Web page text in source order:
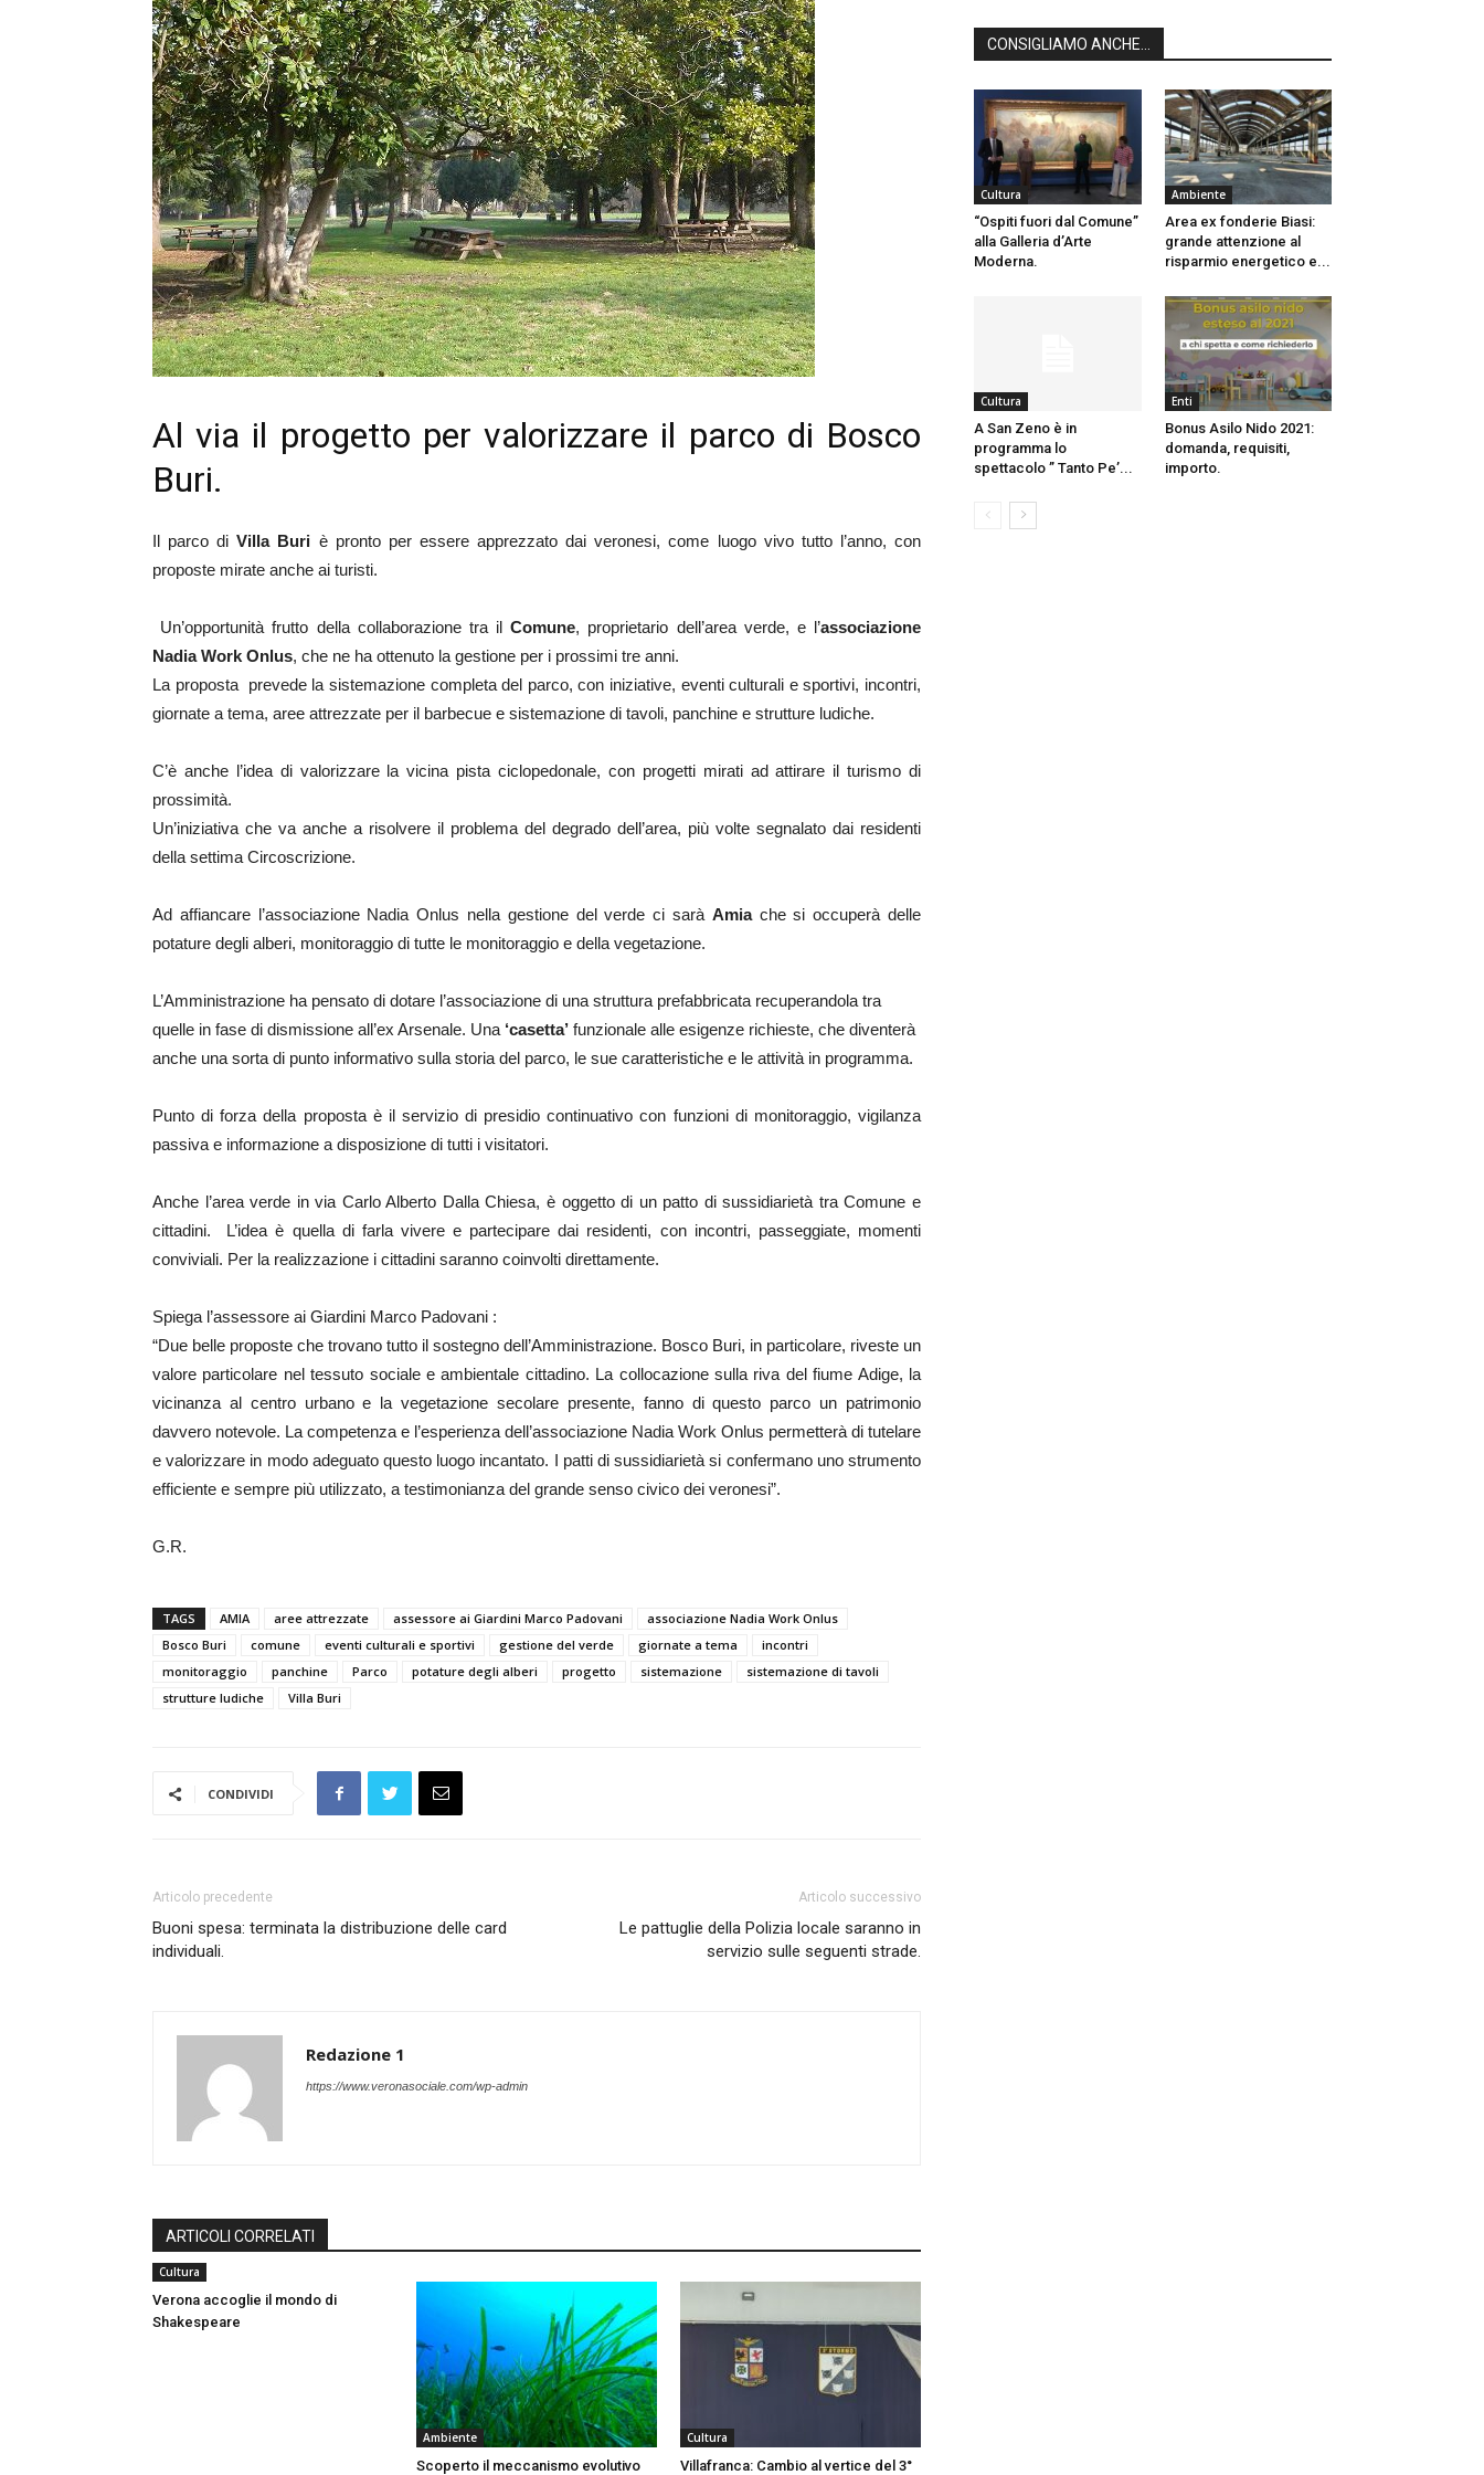
Al via il progetto per valorizzare il parco di Bosco
Buri.
Il parco diVilla Buri è pronto per essere apprezzato dai veronesi, come luogo vivo tutto l’anno, con
proposte mirate anche ai turisti.
Un’opportunità frutto della collaborazione tra ilComune, proprietario dell’area verde, e l’associazione
Nadia Work Onlus, che ne ha ottenuto la gestione per i prossimi tre anni.
La proposta prevede la sistemazione completa del parco, con iniziative, eventi culturali e sportivi, incontri,
giornate a tema, aree attrezzate per il barbecue e sistemazione di tavoli, panchine e strutture ludiche.
C’è anche l’idea di valorizzare la vicina pista ciclopedonale, con progetti mirati ad attirare il turismo di
prossimità.
Un’iniziativa che va anche a risolvere il problema del degrado dell’area, più volte segnalato dai residenti
della settima Circoscrizione.
Ad affiancare l’associazione Nadia Onlus nella gestione del verde ci sarà Amia che si occuperà delle
potature degli alberi, monitoraggio di tutte le monitoraggio e della vegetazione.
L’Amministrazione ha pensato di dotare l’associazione di una struttura prefabbricata recuperandola tra
quelle in fase di dismissione all’ex Arsenale. Una ‘casetta’ funzionale alle esigenze richieste, che diventerà
anche una sorta di punto informativo sulla storia del parco, le sue caratteristiche e le attività in programma.
Punto di forza della proposta è il servizio di presidio continuativo con funzioni di monitoraggio, vigilanza
passiva e informazione a disposizione di tutti i visitatori.
Anche l’area verde in via Carlo Alberto Dalla Chiesa, è oggetto di un patto di sussidiarietà tra Comune e
cittadini. L’idea è quella di farla vivere e partecipare dai residenti, con incontri, passeggiate, momenti
conviviali. Per la realizzazione i cittadini saranno coinvolti direttamente.
Spiega l’assessore ai Giardini Marco Padovani :
“Due belle proposte che trovano tutto il sostegno dell’Amministrazione. Bosco Buri, in particolare, riveste un
valore particolare nel tessuto sociale e ambientale cittadino. La collocazione sulla riva del fiume Adige, la
vicinanza al centro urbano e la vegetazione secolare presente, fanno di questo parco un patrimonio
davvero notevole. La competenza e l’esperienza dell’associazione Nadia Work Onlus permetterà di tutelare
e valorizzare in modo adeguato questo luogo incantato. I patti di sussidiarietà si confermano uno strumento
efficiente e sempre più utilizzato, a testimonianza del grande senso civico dei veronesi”.
G.R.
TAGS AMIA aree attrezzate assessore ai Giardini Marco Padovani
associazione Nadia Work Onlus
Bosco Buri
comune eventi culturali e sportivi gestione del verde giornate a tema
incontri
monitoraggio
panchine Parco potature degli alberi progetto sistemazione
sistemazione di tavoli
strutture ludiche
Villa Buri
CONDIVIDI
Articolo precedente
Buoni spesa: terminata la distribuzione delle card
individuali.
Articolo successivo
Le pattuglie della Polizia locale saranno in
servizio sulle seguenti strade.
Redazione 1
https://www.veronasociale.com/wp-admin
ARTICOLI CORRELATI
Cultura
Verona accoglie il mondo di
Shakespeare
Ambiente
Scoperto il meccanismo evolutivo
Cultura
Villafranca: Cambio al vertice del 3°
CONSIGLIAMO ANCHE...
Cultura
“Ospiti fuori dal Comune”
alla Galleria d’Arte
Moderna.
Ambiente
Area ex fonderie Biasi:
grande attenzione al
risparmio energetico e...
Cultura
A San Zeno è in
programma lo
spettacolo ” Tanto Pe’...
Enti
Bonus Asilo Nido 2021:
domanda, requisiti,
importo.